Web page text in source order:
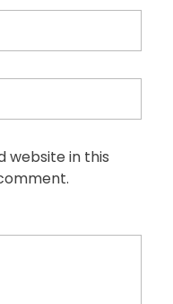
website in this